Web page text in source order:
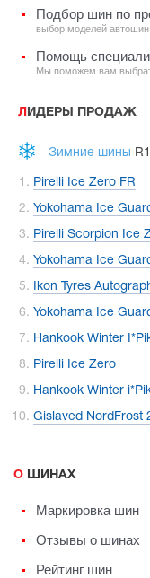
Подбор шин по
выбор моделей автошин
Помощь
Мы поможем вам
ЛИДЕРЫ ПРОДАЖ
Зимние шины
Pirelli Ice Zero FR
Yokohama Ice
Pirelli Scorpion Ice
Yokohama Ice
Ikon Tyres
Yokohama Ice
Hankook Winter
Pirelli Ice Zero
Hankook Winter
Gislaved NordFrost
О ШИНАХ
Маркировка шин
Отзывы о шинах
Рейтинг шин